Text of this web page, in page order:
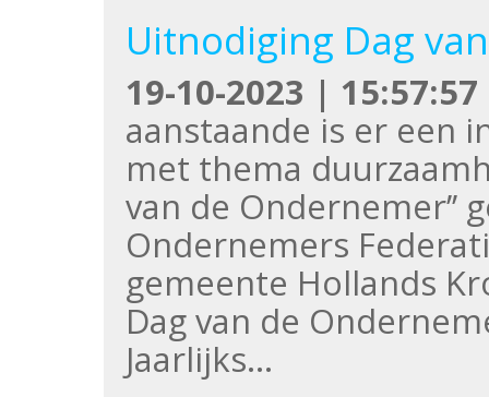
Uitnodiging Dag
19-10-2023 | 15:57:57
aanstaande is er een
met thema
van de
Ondernemers
gemeente Hollands
Dag van de
Jaarlijks…